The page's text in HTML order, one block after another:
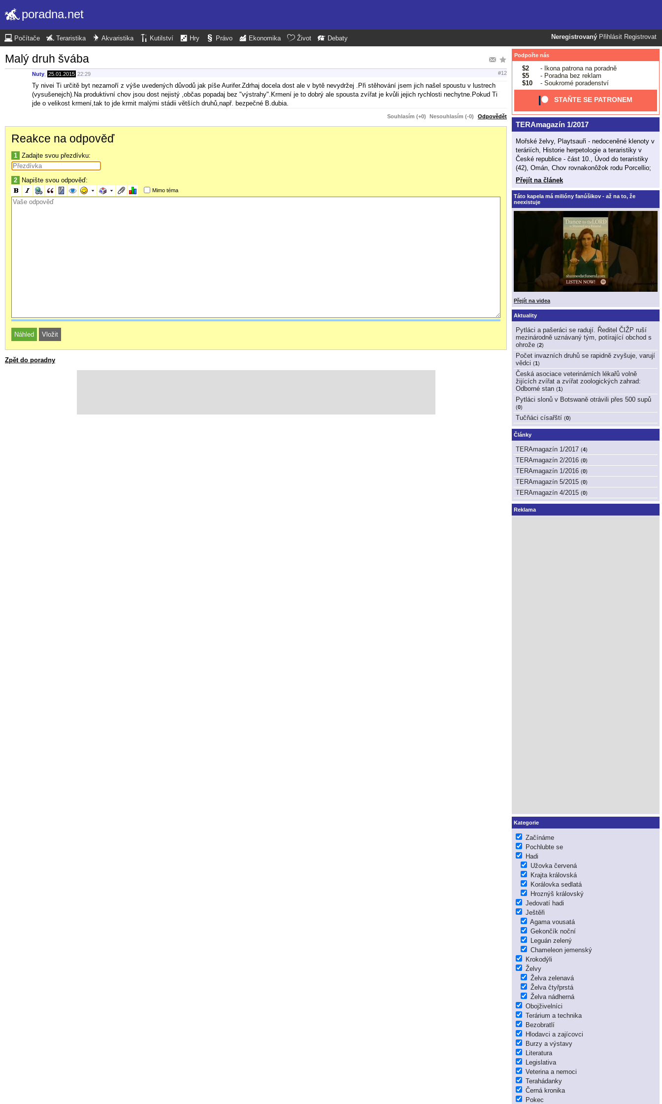
poradna.net
Neregistrovaný Přihlásit Registrovat
Počítače Teraristika Akvaristika Kutilství Hry Právo Ekonomika Život Debaty
Malý druh švába
Nuty 25.01.2015 22:29 #12
Ty nivei Ti určitě byt nezamoří z výše uvedených důvodů jak píše Aurifer.Zdrhaj docela dost ale v bytě nevydržej .Při stěhování jsem jich našel spoustu v lustrech
(vysušenejch).Na produktivní chov jsou dost nejistý ,občas popadaj bez "výstrahy".Krmení je to dobrý ale spousta zvířat je kvůli jejich rychlosti nechytne.Pokud Ti
jde o velikost krmení,tak to jde krmit malými stádii větších druhů,např. bezpečné B.dubia.
Souhlasím (+0) Nesouhlasím (-0) Odpovědět
Reakce na odpověď
1 Zadajte svou přezdívku:
2 Napište svou odpověď:
Mimo téma
Zpět do poradny
Podpořte nás
$2
- Ikona patrona na poradně
$5
- Poradna bez reklam
$10
- Soukromé poradenství
STAŇTE SE PATRONEM
TERAmagazín 1/2017
Mořské želvy, Playtsauři - nedoceněné klenoty v
teráriích, Historie herpetologie a teraristiky v
České republice - část 10., Úvod do teraristiky
(42), Omán, Chov rovnakonôžok rodu Porcellio;
Přejít na článek
Táto kapela má milióny fanúšikov - až na to, že
neexistuje
Přejít na videa
Aktuality
Pytláci a pašeráci se radují. Ředitel ČIŽP ruší
mezinárodně uznávaný tým, potírající obchod s
ohrože (2)
Počet invazních druhů se rapidně zvyšuje, varují
vědci (1)
Česká asociace veterinárních lékařů volně
žijících zvířat a zvířat zoologických zahrad:
Odborné stan (1)
Pytláci slonů v Botswaně otrávili přes 500 supů
(0)
Tučňáci císařští (0)
Články
TERAmagazín 1/2017 (4)
TERAmagazín 2/2016 (0)
TERAmagazín 1/2016 (0)
TERAmagazín 5/2015 (0)
TERAmagazín 4/2015 (0)
Reklama
Kategorie
Začínáme
Pochlubte se
Hadi
Užovka červená
Krajta královská
Korálovka sedlatá
Hroznýš královský
Jedovatí hadi
Ještěři
Agama vousatá
Gekončík noční
Leguán zelený
Chameleon jemenský
Krokodýli
Želvy
Želva zelenavá
Želva čtyřprstá
Želva nádherná
Obojživelníci
Terárium a technika
Bezobratlí
Hlodavci a zajícovci
Burzy a výstavy
Literatura
Legislativa
Veterina a nemoci
Terahádanky
Černá kronika
Pokec